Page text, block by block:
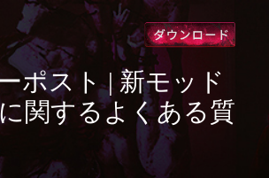
ポスト | 新モッド
関するよくある質